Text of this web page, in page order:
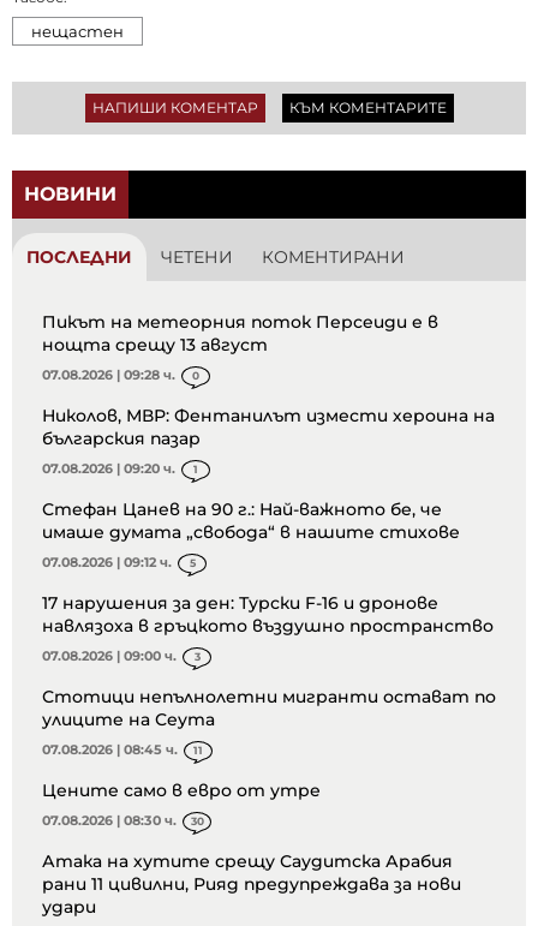
нещастен
НАПИШИ КОМЕНТАР КЪМ КОМЕНТАРИТЕ
НОВИНИ
ПОСЛЕДНИ ЧЕТЕНИ КОМЕНТИРАНИ
Пикът на метеорния поток Персеиди е в
нощта срещу 13 август
07.08.2026 | 09:28 ч. 0
Николов, МВР: Фентанилът измести хероина на
българския пазар
07.08.2026 | 09:20 ч. 1
Стефан Цанев на 90 г.: Най-важното бе, че
имаше думата „свобода“ в нашите стихове
07.08.2026 | 09:12 ч. 5
17 нарушения за ден: Турски F-16 и дронове
навлязоха в гръцкото въздушно пространство
07.08.2026 | 09:00 ч. 3
Стотици непълнолетни мигранти остават по
улиците на Сеута
07.08.2026 | 08:45 ч. 11
Цените само в евро от утре
07.08.2026 | 08:30 ч. 30
Атака на хутите срещу Саудитска Арабия
рани 11 цивилни, Рияд предупреждава за нови
удари